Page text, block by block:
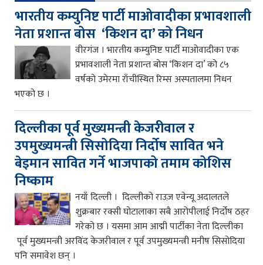
भारतीय कम्युनिष्ट पार्टी माओवादीका प्रभावशाली
नेता प्रशान्त बोस ‘किशन दा’ को निधन
वीरगंज । भारतीय कम्युनिष्ट पार्टी माओवादीका एक
प्रभावशाली नेता प्रशान्त बोस ‘किशन दा’ को ८५
वर्षको उमेरमा राँचीस्थित रिम्स अस्पतालमा निधन
भएको छ ।
दिल्लीका पूर्व मुख्यमन्त्री केजरीवाल र
उपमुख्यमन्त्री सिसोदिया निर्दोष सावित भने
बेइमान सावित गर्ने भाजपाको तमाम कोशिस
निष्काम
नयाँ दिल्ली । दिल्लीको राउज़ एवेन्यू अदालतले
शुक्रबार रक्सी घोटालाका सबै आरोपीलाई निर्दोष ठहर
गरेको छ । यसमा आम आद्मी पार्टीका नेता दिल्लीका
पूर्व मुख्यमन्त्री अरविंद केजरीवाल र पूर्व उपमुख्यमन्त्री मनीष सिसोदिया
पनि समावेश छन् ।